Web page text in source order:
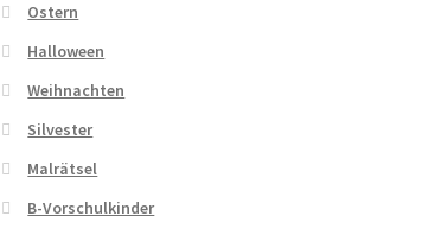
Ostern
Halloween
Weihnachten
Silvester
Malrätsel
B-Vorschulkinder